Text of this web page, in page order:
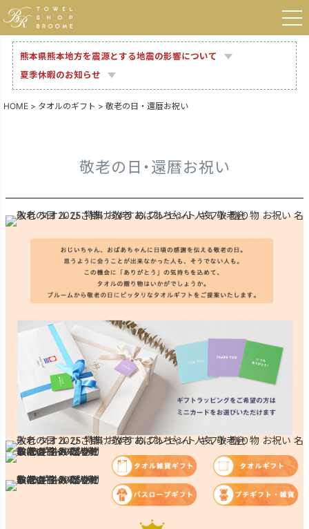
熊本県熊本地方を震源とする地震の影響について
夏季休暇のお知らせ
HOME タオルのギフト 敬老の日・還暦お祝い
敬老の日・還暦お祝い